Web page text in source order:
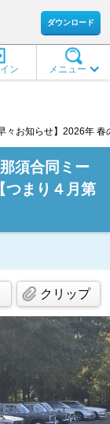
ダウンロード
メニュー
ン
々お知らせ】2026年
須合同ミー
つまり４月第
クリップ